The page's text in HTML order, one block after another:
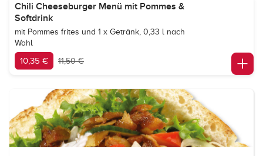
Chili Cheeseburger Menü mit Pommes &
Softdrink
mit Pommes frites und 1 x Getränk, 0,33 l nach
Wahl
10,35 € 11,50 €